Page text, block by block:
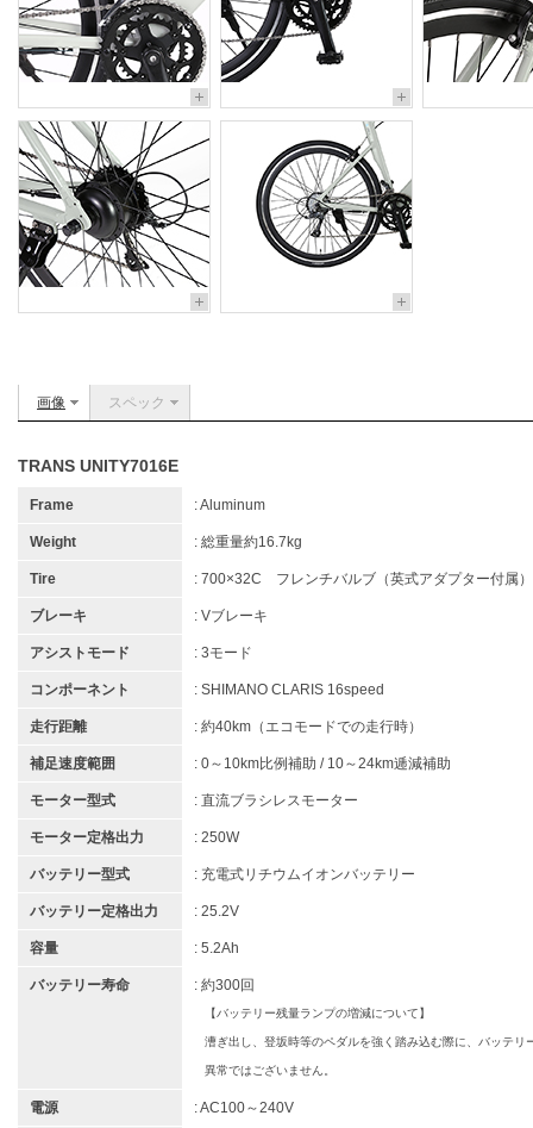
画像 スペック
TRANS UNITY7016E
Frame : Aluminum
Weight : 総重量約16.7kg
Tire : 700×32C フレンチバルブ（英式アダプター付属）
ブレーキ : Vブレーキ
アシストモード : 3モード
コンポーネント : SHIMANO CLARIS 16speed
走行距離 : 約40km（エコモードでの走行時）
補足速度範囲 : 0～10km比例補助 / 10～24km逓減補助
モーター型式 : 直流ブラシレスモーター
モーター定格出力 : 250W
バッテリー型式 : 充電式リチウムイオンバッテリー
バッテリー定格出力 : 25.2V
容量 : 5.2Ah
バッテリー寿命 : 約300回
【バッテリー残量ランプの増減について】
漕ぎ出し、登坂時等のペダルを強く踏み込む際に、バッテリ
異常ではございません。
電源 : AC100～240V